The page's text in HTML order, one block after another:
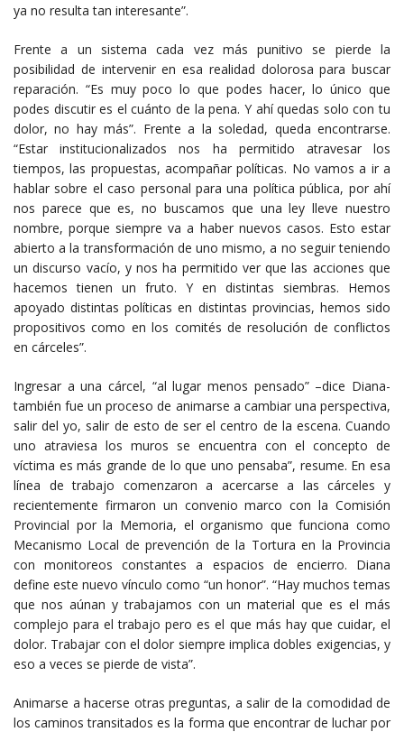
ya no resulta tan interesante”.
Frente a un sistema cada vez más punitivo se pierde la
posibilidad de intervenir en esa realidad dolorosa para buscar
reparación. “Es muy poco lo que podes hacer, lo único que
podes discutir es el cuánto de la pena. Y ahí quedas solo con tu
dolor, no hay más”. Frente a la soledad, queda encontrarse.
“Estar institucionalizados nos ha permitido atravesar los
tiempos, las propuestas, acompañar políticas. No vamos a ir a
hablar sobre el caso personal para una política pública, por ahí
nos parece que es, no buscamos que una ley lleve nuestro
nombre, porque siempre va a haber nuevos casos. Esto estar
abierto a la transformación de uno mismo, a no seguir teniendo
un discurso vacío, y nos ha permitido ver que las acciones que
hacemos tienen un fruto. Y en distintas siembras. Hemos
apoyado distintas políticas en distintas provincias, hemos sido
propositivos como en los comités de resolución de conflictos
en cárceles”.
Ingresar a una cárcel, “al lugar menos pensado” –dice Diana-
también fue un proceso de animarse a cambiar una perspectiva,
salir del yo, salir de esto de ser el centro de la escena. Cuando
uno atraviesa los muros se encuentra con el concepto de
víctima es más grande de lo que uno pensaba”, resume. En esa
línea de trabajo comenzaron a acercarse a las cárceles y
recientemente firmaron un convenio marco con la Comisión
Provincial por la Memoria, el organismo que funciona como
Mecanismo Local de prevención de la Tortura en la Provincia
con monitoreos constantes a espacios de encierro. Diana
define este nuevo vínculo como “un honor”. “Hay muchos temas
que nos aúnan y trabajamos con un material que es el más
complejo para el trabajo pero es el que más hay que cuidar, el
dolor. Trabajar con el dolor siempre implica dobles exigencias, y
eso a veces se pierde de vista”.
Animarse a hacerse otras preguntas, a salir de la comodidad de
los caminos transitados es la forma que encontrar de luchar por